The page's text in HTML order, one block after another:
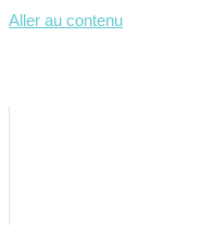
Aller au contenu